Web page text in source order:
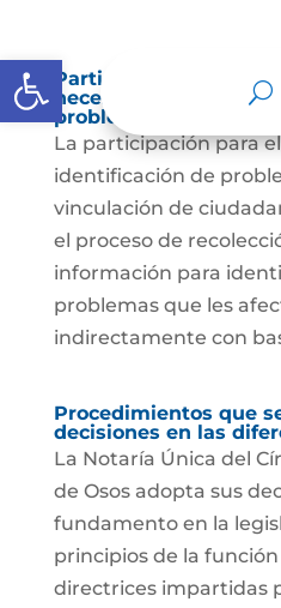
Abrir barra de herramientas
Participación para el
necesidades e
problemas.
La participación para
identificación de
vinculación de
el proceso de
información para
problemas que les
indirectamente con
Procedimientos que
decisiones en las
La Notaría Única del
de Osos adopta sus
fundamento en la
principios de la
directrices impartidas